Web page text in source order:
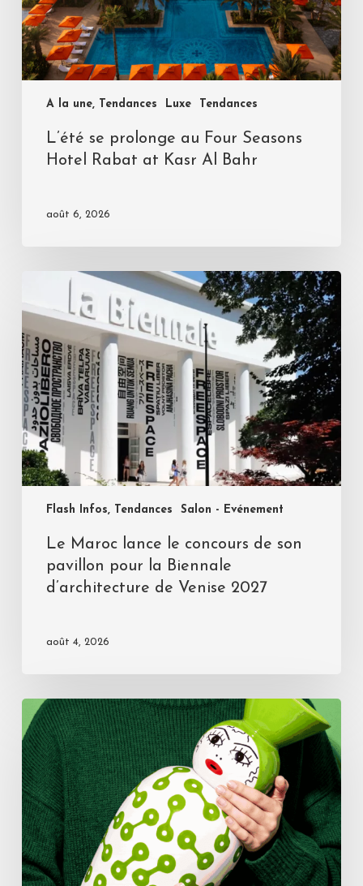
A la une, Tendances Luxe Tendances
L’été se prolonge au Four Seasons
Hotel Rabat at Kasr Al Bahr
août 6, 2026
Flash Infos, Tendances Salon - Evénement
Le Maroc lance le concours de son
pavillon pour la Biennale
d’architecture de Venise 2027
août 4, 2026